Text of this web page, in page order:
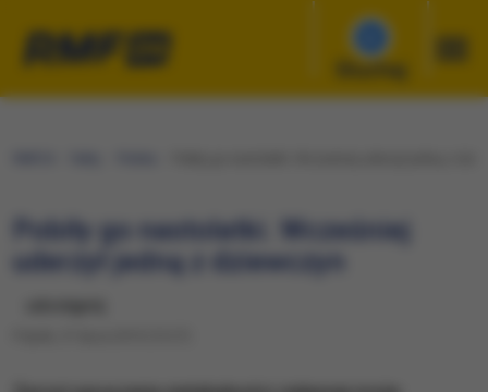
Słuchaj
Pobiły go nastolatki. Wcześniej
uderzył jedną z dziewczyn